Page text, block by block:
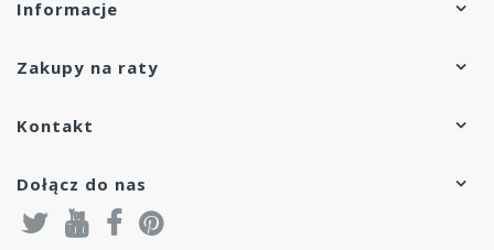
Informacje
Zakupy na raty
Kontakt
Dołącz do nas